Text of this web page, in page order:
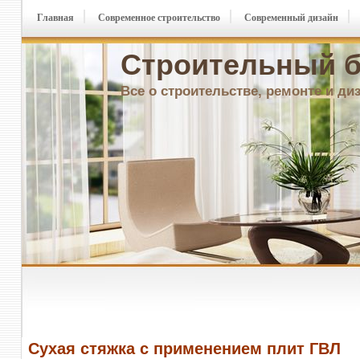
Строительный
Все о строительстве, ремонте и
Главная Современное строительство Современный дизайн
Сухая стяжка с применением плит ГВЛ